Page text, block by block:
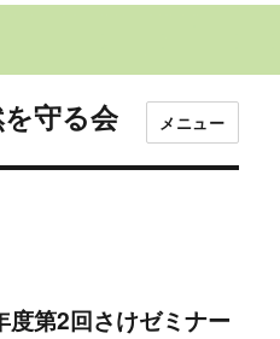
守る会 メニュー
第2回さけゼミナー